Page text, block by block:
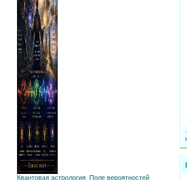
Квантовая астрология. Поле вероятностей